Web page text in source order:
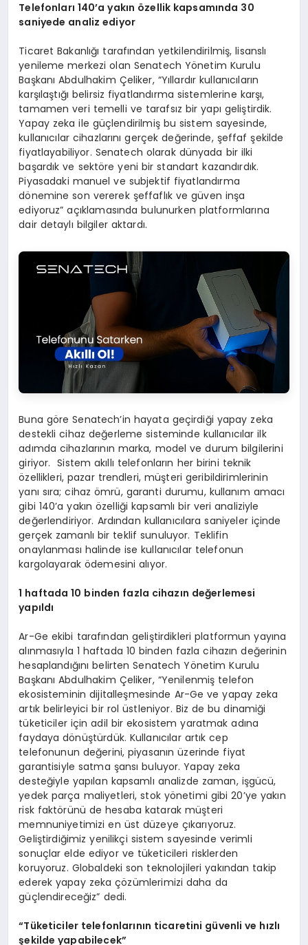
Telefonları 140’a yakın özellik kapsamında 30
saniyede analiz ediyor
Ticaret Bakanlığı tarafından yetkilendirilmiş, lisanslı
yenileme merkezi olan Senatech Yönetim Kurulu
Başkanı Abdulhakim Çeliker, “Yıllardır kullanıcıların
karşılaştığı belirsiz fiyatlandırma sistemlerine karşı,
tamamen veri temelli ve tarafsız bir yapı geliştirdik.
Yapay zeka ile güçlendirilmiş bu sistem sayesinde,
kullanıcılar cihazlarını gerçek değerinde, şeffaf şekilde
fiyatlayabiliyor. Senatech olarak dünyada bir ilki
başardık ve sektöre yeni bir standart kazandırdık.
Piyasadaki manuel ve subjektif fiyatlandırma
dönemine son vererek şeffaflık ve güven inşa
ediyoruz” açıklamasında bulunurken platformlarına
dair detaylı bilgiler aktardı.
Buna göre Senatech’in hayata geçirdiği yapay zeka
destekli cihaz değerleme sisteminde kullanıcılar ilk
adımda cihazlarının marka, model ve durum bilgilerini
giriyor. Sistem akıllı telefonların her birini teknik
özellikleri, pazar trendleri, müşteri geribildirimlerinin
yanı sıra; cihaz ömrü, garanti durumu, kullanım amacı
gibi 140’a yakın özelliği kapsamlı bir veri analiziyle
değerlendiriyor. Ardından kullanıcılara saniyeler içinde
gerçek zamanlı bir teklif sunuluyor. Teklifin
onaylanması halinde ise kullanıcılar telefonun
kargolayarak ödemesini alıyor.
1 haftada 10 binden fazla cihazın değerlemesi
yapıldı
Ar-Ge ekibi tarafından geliştirdikleri platformun yayına
alınmasıyla 1 haftada 10 binden fazla cihazın değerinin
hesaplandığını belirten Senatech Yönetim Kurulu
Başkanı Abdulhakim Çeliker, “Yenilenmiş telefon
ekosisteminin dijitalleşmesinde Ar-Ge ve yapay zeka
artık belirleyici bir rol üstleniyor. Biz de bu dinamiği
tüketiciler için adil bir ekosistem yaratmak adına
faydaya dönüştürdük. Kullanıcılar artık cep
telefonunun değerini, piyasanın üzerinde fiyat
garantisiyle satma şansı buluyor. Yapay zeka
desteğiyle yapılan kapsamlı analizde zaman, işgücü,
yedek parça maliyetleri, stok yönetimi gibi 20’ye yakın
risk faktörünü de hesaba katarak müşteri
memnuniyetimizi en üst düzeye çıkarıyoruz.
Geliştirdiğimiz yenilikçi sistem sayesinde verimli
sonuçlar elde ediyor ve tüketicileri risklerden
koruyoruz. Globaldeki son teknolojileri yakından takip
ederek yapay zeka çözümlerimizi daha da
güçlendireceğiz” dedi.
“Tüketiciler telefonlarının ticaretini güvenli ve hızlı
şekilde yapabilecek”